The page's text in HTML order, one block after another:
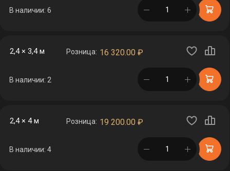
В наличии: 6 в корзине
2,4 × 3,4 м Розница: 16 320.00 ₽
В наличии: 2 в корзине
2,4 × 4 м Розница: 19 200.00 ₽
В наличии: 4 в корзине